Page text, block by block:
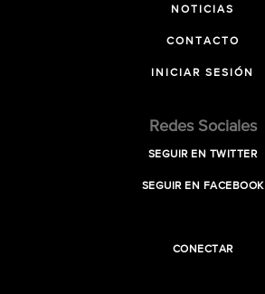
NOTICIAS
CONTACTO
INICIAR SESIÓN
Redes Sociales
SEGUIR EN TWITTER
SEGUIR EN FACEBOOK
CONECTAR